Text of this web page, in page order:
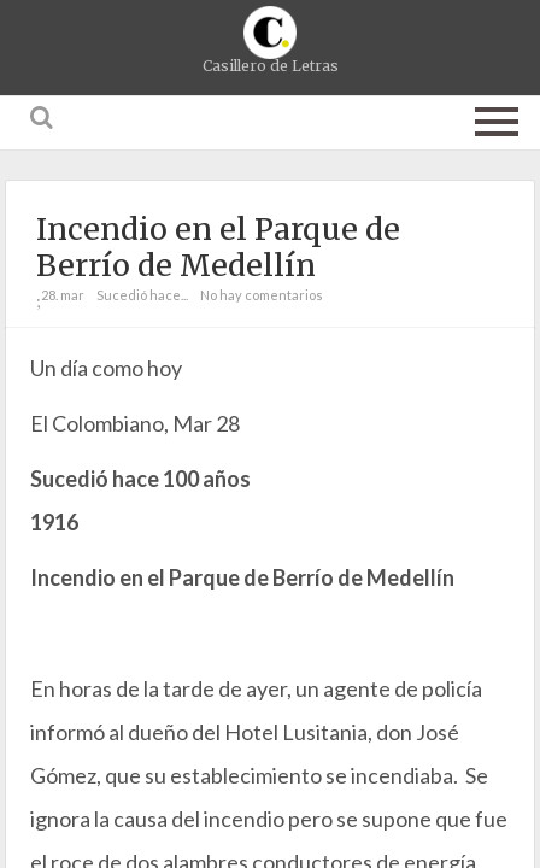
Casillero de Letras
Incendio en el Parque de
Berrío de Medellín
;28. mar Sucedió hace... No hay comentarios
Un día como hoy
El Colombiano, Mar 28
Sucedió hace 100 años
1916
Incendio en el Parque de Berrío de Medellín
En horas de la tarde de ayer, un agente de policía
informó al dueño del Hotel Lusitania, don José
Gómez, que su establecimiento se incendiaba. Se
ignora la causa del incendio pero se supone que fue
el roce de dos alambres conductores de energía